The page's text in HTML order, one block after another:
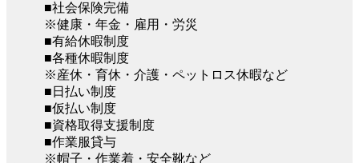
■社会保険完備
※健康・年金・雇用・労災
■有給休暇制度
■各種休暇制度
※産休・育休・介護・ペットロス休暇など
■日払い制度
■仮払い制度
■資格取得支援制度
■作業服貸与
※帽子・作業着・安全靴など